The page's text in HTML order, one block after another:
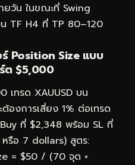
ยวัน ในขณะที่ Swing
TF H4 ที่ TP 80–120
Position Size แบบ
ต $5,000
ทรด XAUUSD บน
องการเสี่ยง 1% ต่อเทรด
ที่ $2,348 พร้อม SL ที่
หรือ 7 dollars) สูตร:
= $50 / (70 จุด ×